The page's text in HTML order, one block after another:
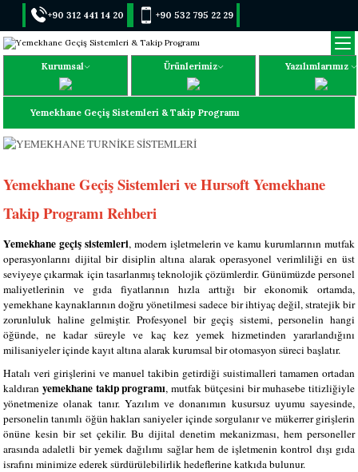
+90 312 441 14 20 +90 532 795 22 29
Kurumsal Ürünlerimiz Yazılımlarımız
Yemekhane Geçiş Sistemleri & Takip Programı
Yemekhane Geçiş Sistemleri ve Hursoft Yemekhane
Takip Programı Rehberi
Yemekhane geçiş sistemleri, modern işletmelerin ve kamu kurumlarının mutfak
operasyonlarını dijital bir disiplin altına alarak operasyonel verimliliği en üst
seviyeye çıkarmak için tasarlanmış teknolojik çözümlerdir. Günümüzde personel
maliyetlerinin ve gıda fiyatlarının hızla arttığı bir ekonomik ortamda,
yemekhane kaynaklarının doğru yönetilmesi sadece bir ihtiyaç değil, stratejik bir
zorunluluk haline gelmiştir. Profesyonel bir geçiş sistemi, personelin hangi
öğünde, ne kadar süreyle ve kaç kez yemek hizmetinden yararlandığını
milisaniyeler içinde kayıt altına alarak kurumsal bir otomasyon süreci başlatır.
Hatalı veri girişlerini ve manuel takibin getirdiği suistimalleri tamamen ortadan
kaldıran yemekhane takip programı, mutfak bütçesini bir muhasebe titizliğiyle
yönetmenize olanak tanır. Yazılım ve donanımın kusursuz uyumu sayesinde,
personelin tanımlı öğün hakları saniyeler içinde sorgulanır ve mükerrer girişlerin
önüne kesin bir set çekilir. Bu dijital denetim mekanizması, hem personeller
arasında adaletli bir yemek dağılımı sağlar hem de işletmenin kontrol dışı gıda
israfını minimize ederek sürdürülebilirlik hedeflerine katkıda bulunur.